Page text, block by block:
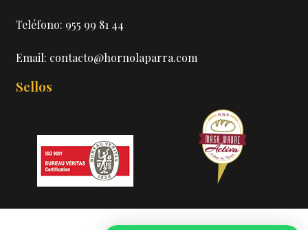
Teléfono: 955 99 81 44
Email: contacto@hornolaparra.com
Sellos